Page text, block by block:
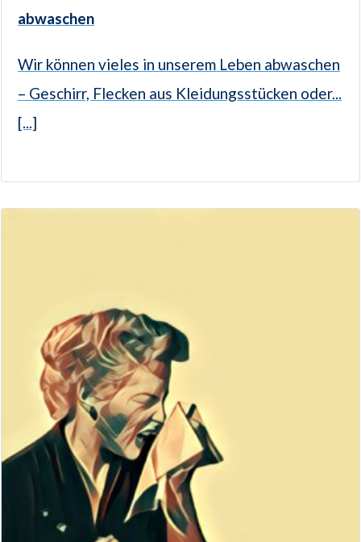
abwaschen
Wir können vieles in unserem Leben abwaschen
– Geschirr, Flecken aus Kleidungsstücken oder...
[...]